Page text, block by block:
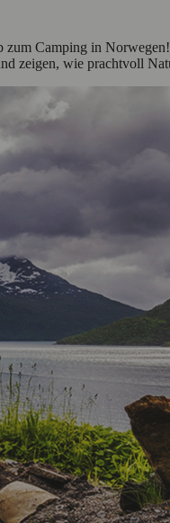
Camping in
zeigen, wie prachtvoll